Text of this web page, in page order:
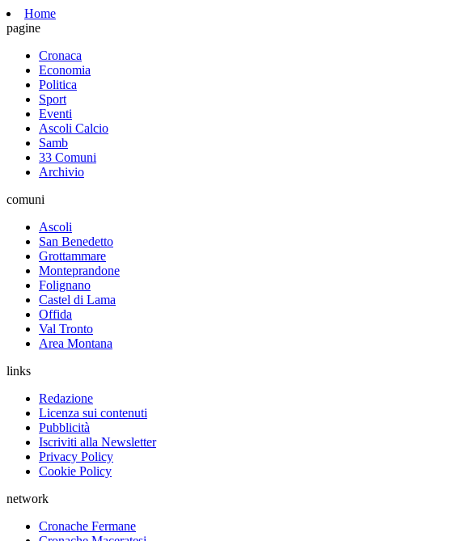
Home
pagine
Cronaca
Economia
Politica
Sport
Eventi
Ascoli Calcio
Samb
33 Comuni
Archivio
comuni
Ascoli
San Benedetto
Grottammare
Monteprandone
Folignano
Castel di Lama
Offida
Val Tronto
Area Montana
links
Redazione
Licenza sui contenuti
Pubblicità
Iscriviti alla Newsletter
Privacy Policy
Cookie Policy
network
Cronache Fermane